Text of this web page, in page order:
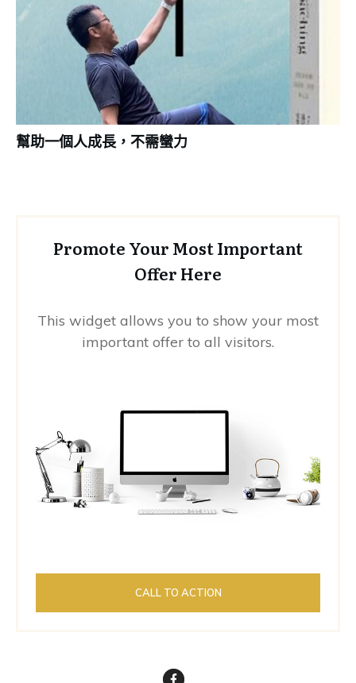
幫助一個人成長，不需蠻力
Promote Your Most Important
Offer Here
This widget allows you to show your most
important offer to all visitors.
CALL TO ACTION